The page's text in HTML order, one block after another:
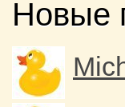
Новые